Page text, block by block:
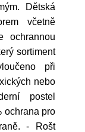
Dětská
včetně
ochrannou
sortiment
při
nebo
postel
ochrana pro
- Rošt